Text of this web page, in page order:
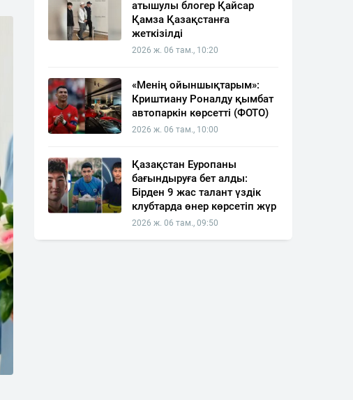
атышулы блогер Қайсар
Қамза Қазақстанға
жеткізілді
2026 ж. 06 там., 10:20
«Менің ойыншықтарым»:
Криштиану Роналду қымбат
автопаркін көрсетті (ФОТО)
2026 ж. 06 там., 10:00
Қазақстан Еуропаны
бағындыруға бет алды:
Бірден 9 жас талант үздік
клубтарда өнер көрсетіп жүр
2026 ж. 06 там., 09:50